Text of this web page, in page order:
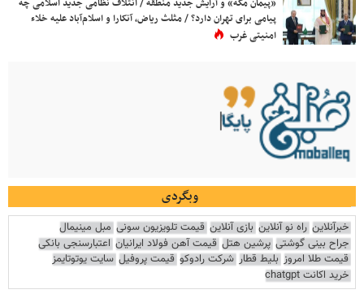
«پیمان مکه» و آرایش جدید منطقه / ائتلاف نظامی جدید اسلامی چه
پیامی برای تهران دارد؟ / مثلث ریاض، آنکارا و اسلام‌آباد علیه خلاء
امنیتی غرب
وبگردی
خبرآنلاین راه نو آنلاین بازی آنلاین قیمت تلویزیون سونی مبل مینیمال
جراح بینی گوشتی پرشین هتل قیمت آهن فولاد ایرانیان اعتبارسنجی بانکی
قیمت طلا امروز بلیط قطار شرکت رادوکو قیمت پروفیل سایت یوتوتایمز
خرید اکانت chatgpt